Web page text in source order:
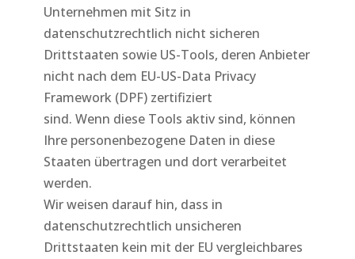
Unternehmen mit Sitz in
datenschutzrechtlich nicht sicheren
Drittstaaten sowie US-Tools, deren Anbieter
nicht nach dem EU-US-Data Privacy
Framework (DPF) zertifiziert
sind. Wenn diese Tools aktiv sind, können
Ihre personenbezogene Daten in diese
Staaten übertragen und dort verarbeitet
werden.
Wir weisen darauf hin, dass in
datenschutzrechtlich unsicheren
Drittstaaten kein mit der EU vergleichbares